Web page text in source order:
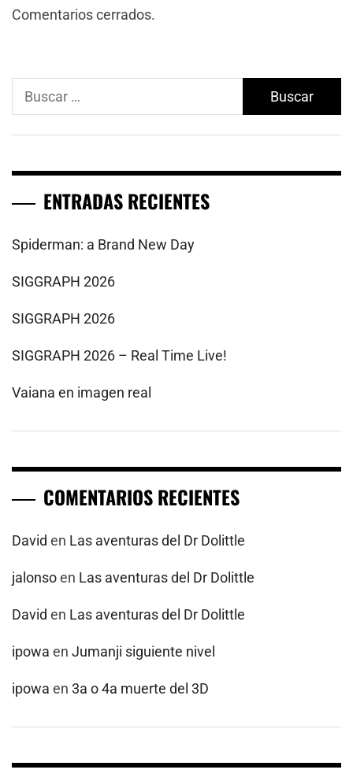
Comentarios cerrados.
Buscar:
ENTRADAS RECIENTES
Spiderman: a Brand New Day
SIGGRAPH 2026
SIGGRAPH 2026
SIGGRAPH 2026 – Real Time Live!
Vaiana en imagen real
COMENTARIOS RECIENTES
David en Las aventuras del Dr Dolittle
jalonsoen Las aventuras del Dr Dolittle
David en Las aventuras del Dr Dolittle
ipowa en Jumanji siguiente nivel
ipowa en 3a o 4a muerte del 3D